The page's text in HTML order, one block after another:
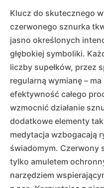
Klucz do skutecznego
czerwonego sznurka
jasno określonych
głębokiej symboliki.
liczby supełków, przez
regularną wymianę –
efektywność całego
wzmocnić działanie
dodatkowe elementy
medytacja wzbogacają
świadomym. Czerwony
tylko amuletem
narzędziem